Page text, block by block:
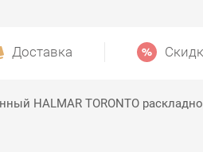
Доставка
HALMAR TORONTO